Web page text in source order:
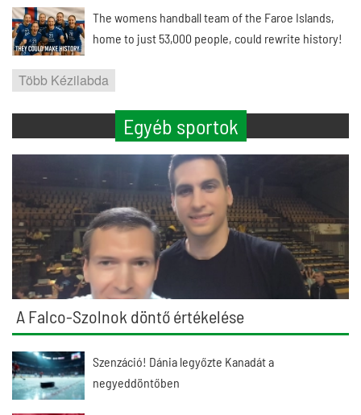
The womens handball team of the Faroe Islands,
home to just 53,000 people, could rewrite history!
Több Kézilabda
Egyéb sportok
A Falco-Szolnok döntő értékelése
Szenzáció! Dánia legyőzte Kanadát a
negyeddöntőben